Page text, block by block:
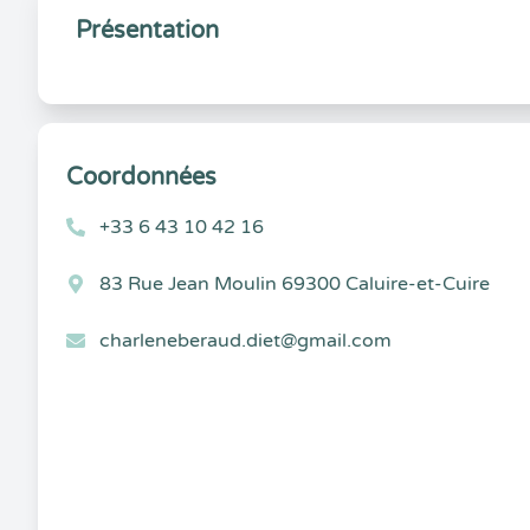
Présentation
Coordonnées
+33 6 43 10 42 16
83 Rue Jean Moulin 69300 Caluire-et-Cuire
charleneberaud.diet@gmail.com